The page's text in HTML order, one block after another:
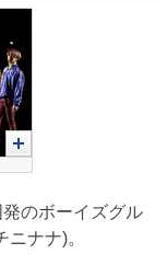
のボーイズグル
ナナ)。